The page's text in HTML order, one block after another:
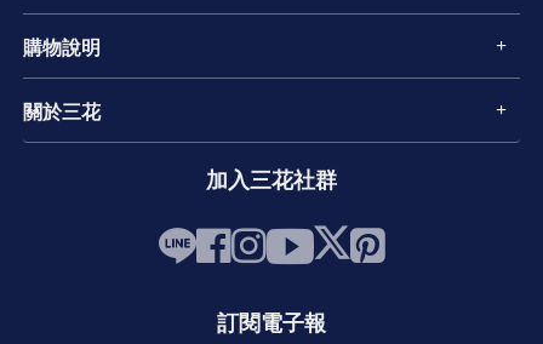
購物說明
關於三花
加入三花社群
訂閱電子報